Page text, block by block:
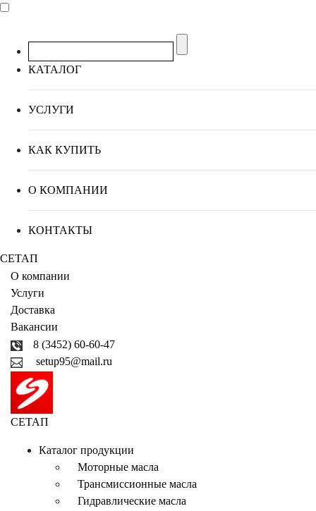
КАТАЛОГ
УСЛУГИ
КАК КУПИТЬ
О КОМПАНИИ
КОНТАКТЫ
СЕТАП
О компании
Услуги
Доставка
Вакансии
8 (3452) 60-60-47
setup95@mail.ru
СЕТАП
Каталог продукции
Моторные масла
Трансмиссионные масла
Гидравлические масла